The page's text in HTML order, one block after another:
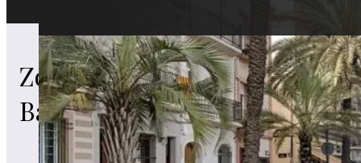
Zonas de
Badalona
Estas son algunas de las zonas de donde
nuestro servicio de Reforma de locales
en Badalona. Aunquecubrimos todas las
Badalona.